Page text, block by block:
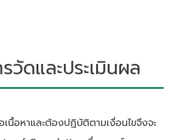
วัดและประเมินผล
เนื้อหาและต้องปฏิบัติตามเงื่อนไขจึงจะ